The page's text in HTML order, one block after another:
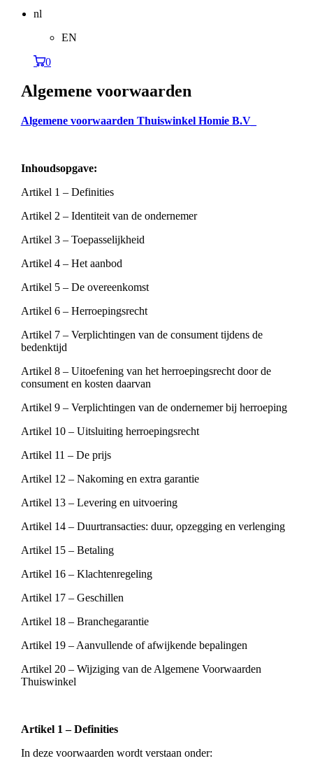
nl
EN
0
Algemene voorwaarden
Algemene voorwaarden Thuiswinkel Homie B.V_
Inhoudsopgave:
Artikel 1 – Definities
Artikel 2 – Identiteit van de ondernemer
Artikel 3 – Toepasselijkheid
Artikel 4 – Het aanbod
Artikel 5 – De overeenkomst
Artikel 6 – Herroepingsrecht
Artikel 7 – Verplichtingen van de consument tijdens de
bedenktijd
Artikel 8 – Uitoefening van het herroepingsrecht door de
consument en kosten daarvan
Artikel 9 – Verplichtingen van de ondernemer bij herroeping
Artikel 10 – Uitsluiting herroepingsrecht
Artikel 11 – De prijs
Artikel 12 – Nakoming en extra garantie
Artikel 13 – Levering en uitvoering
Artikel 14 – Duurtransacties: duur, opzegging en verlenging
Artikel 15 – Betaling
Artikel 16 – Klachtenregeling
Artikel 17 – Geschillen
Artikel 18 – Branchegarantie
Artikel 19 – Aanvullende of afwijkende bepalingen
Artikel 20 – Wijziging van de Algemene Voorwaarden
Thuiswinkel
Artikel 1 – Definities
In deze voorwaarden wordt verstaan onder: